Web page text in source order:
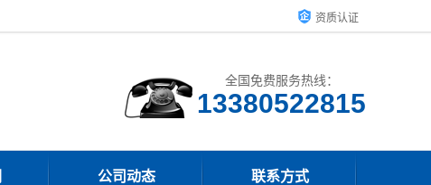
资质认证
全国免费服务热线：
13380522815
公司动态 联系方式